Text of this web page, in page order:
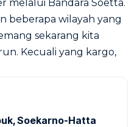
melalui Bandara Soetta.
beberapa wilayah yang
sekarang kita
Kecuali yang kargo,
Soekarno-Hatta